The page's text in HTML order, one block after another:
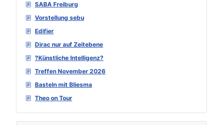
SABA Freiburg
Vorstellung sebu
Edifier
Dirac nur auf Zeitebene
?Künstliche Intelligenz?
Treffen November 2026
Basteln mit Bliesma
Theo on Tour